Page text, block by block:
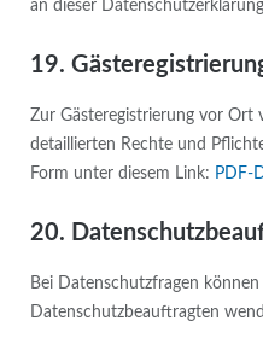
an dieser
19.
Zur Gästeregistrierung vor Ort
detaillierten Rechte und
Form unter diesem Link: PDF-
20.
Bei Datenschutzfragen
Datenschutzbeauftragten